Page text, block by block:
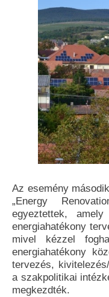
Az esemény
„Energy
egyeztettek,
energiahatékony
mivel kézzel
energiahatékony
tervezés,
a szakpolitikai
megkezdték.